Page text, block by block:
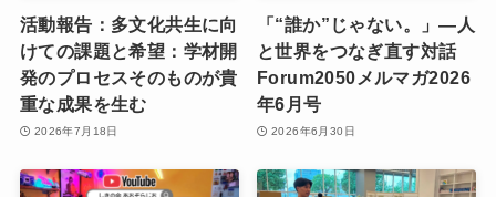
活動報告：多文化共生に向
けての課題と希望：学材開
発のプロセスそのものが貴
重な成果を生む
2026年7月18日
「“誰か”じゃない。」―人
と世界をつなぎ直す対話
Forum2050メルマガ2026
年6月号
2026年6月30日